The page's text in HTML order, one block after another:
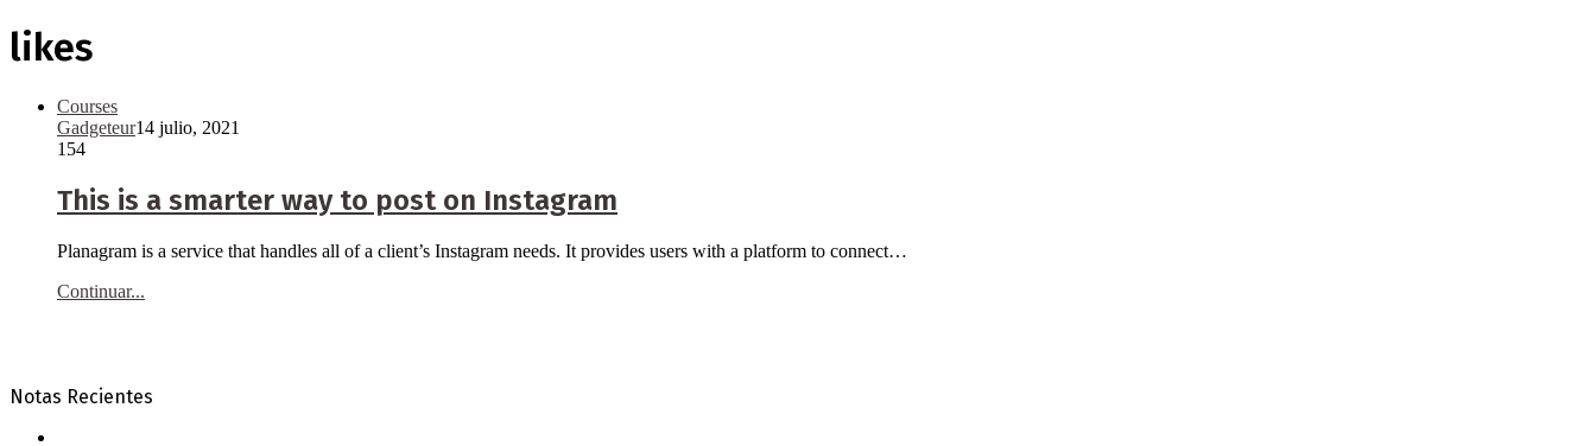
likes
Courses
Gadgeteur14 julio, 2021
154
This is a smarter way to post on Instagram
Planagram is a service that handles all of a client’s Instagram needs. It provides users with a platform to connect…
Continuar...
Notas Recientes